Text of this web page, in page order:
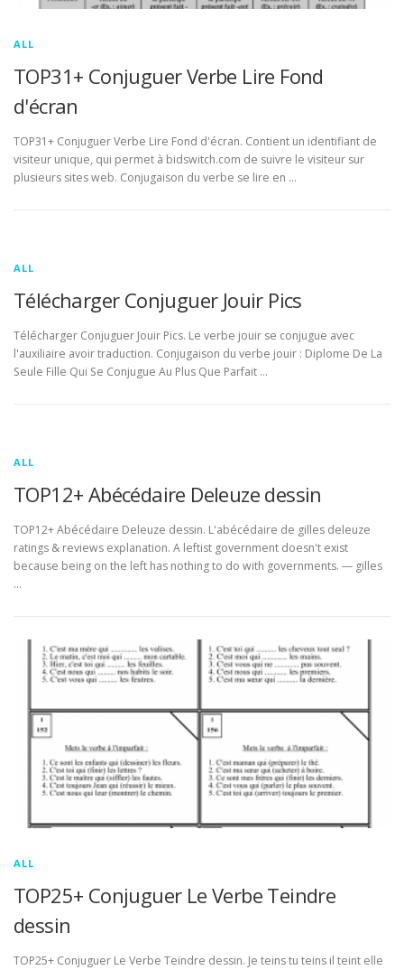
ALL
TOP31+ Conjuguer Verbe Lire Fond
d'écran
TOP31+ Conjuguer Verbe Lire Fond d'écran. Contient un identifiant de
visiteur unique, qui permet à bidswitch.com de suivre le visiteur sur
plusieurs sites web. Conjugaison du verbe se lire en …
ALL
Télécharger Conjuguer Jouir Pics
Télécharger Conjuguer Jouir Pics. Le verbe jouir se conjugue avec
l'auxiliaire avoir traduction. Conjugaison du verbe jouir : Diplome De La
Seule Fille Qui Se Conjugue Au Plus Que Parfait …
ALL
TOP12+ Abécédaire Deleuze dessin
TOP12+ Abécédaire Deleuze dessin. L'abécédaire de gilles deleuze
ratings & reviews explanation. A leftist government doesn't exist
because being on the left has nothing to do with governments. ― gilles
…
ALL
TOP25+ Conjuguer Le Verbe Teindre
dessin
TOP25+ Conjuguer Le Verbe Teindre dessin. Je teins tu teins il teint elle